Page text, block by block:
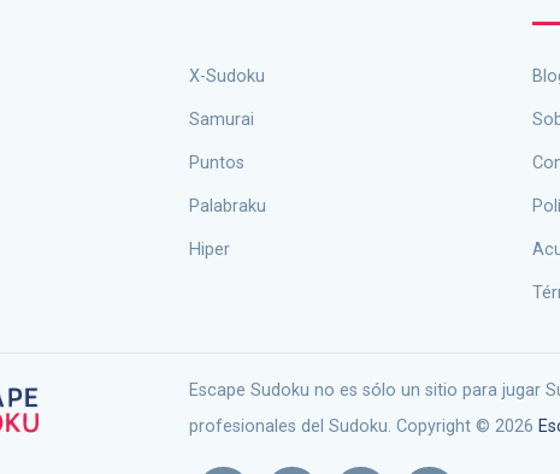
X-Sudoku
Samurai
Puntos
palabraku
Hiper
Escape Sudoku no es sólo un sitio para jugar Sudoku en línea, es un ecosistema completo diseñado para entusiastas y
profesionales del Sudoku. Copyright © 2026